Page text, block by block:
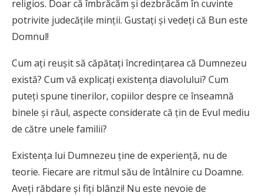
religios. Doar că îmbrăcăm și dezbrăcăm în cuvinte
potrivite judecățile minții. Gustați și vedeți că Bun este
Domnul!
Cum ați reușit să căpătați încredințarea că Dumnezeu
există? Cum vă explicați existența diavolului? Cum
puteți spune tinerilor, copiilor despre ce înseamnă
binele și răul, aspecte considerate că țin de Evul mediu
de către unele familii?
Existența lui Dumnezeu ține de experiență, nu de
teorie. Fiecare are ritmul său de întâlnire cu Doamne.
Aveți răbdare și fiți blânzi! Nu este nevoie de